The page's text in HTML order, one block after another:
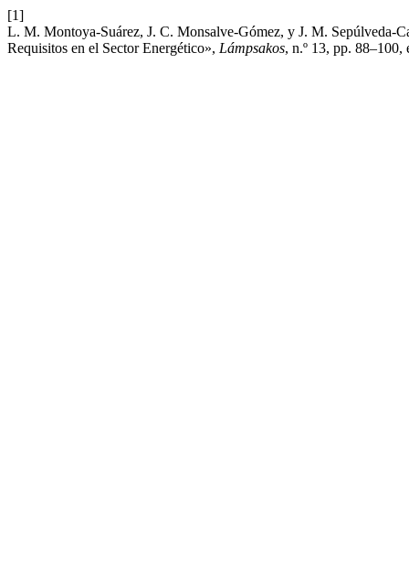
[1]
L. M. Montoya-Suárez, J. C. Monsalve-Gómez, y J. M. Sepúlveda-
Requisitos en el Sector Energético», Lámpsakos, n.º 13, pp. 88–100,